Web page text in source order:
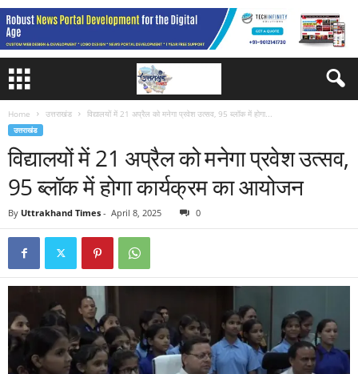
Home उत्तराखंड विद्यालयों में 21 अप्रैल को मनेगा प्रवेश उत्सव, 95 ब्लॉक में होगा...
उत्तराखंड
विद्यालयों में 21 अप्रैल को मनेगा प्रवेश उत्सव,
95 ब्लॉक में होगा कार्यक्रम का आयोजन
By Uttrakhand Times - April 8, 2025 0